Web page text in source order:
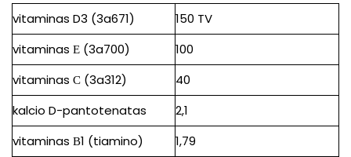
vitaminas D3 (3a671)
150 TV
vitaminas Е (3a700)
100
vitaminas С (3a312)
40
kalcio D-pantotenatas
2,1
vitaminas В1 (tiamino)
1,79